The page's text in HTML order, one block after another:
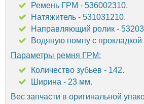
Ремень ГРМ - 536002310.
Натяжитель - 531031210.
Направляющий ролик -
Водяную помпу с прокладкой
Параметры ремня ГРМ:
Количество зубьев - 142.
Ширина - 23 мм.
Вес запчасти в оригинальной